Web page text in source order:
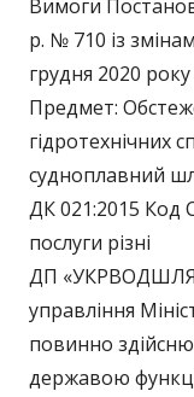
Вимоги
р. № 710 із
грудня 2020
Предмет:
гідротехнічних
судноплавний
ДК 021:2015 Код
послуги різні
ДП
управління
повинно
державою